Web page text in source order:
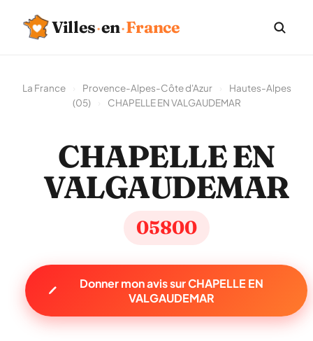
Villes·en·France
La France Provence-Alpes-Côte d'Azur
Hautes-Alpes
(05)
CHAPELLE EN VALGAUDEMAR
CHAPELLE EN
VALGAUDEMAR
05800
Donner mon avis sur CHAPELLE EN
VALGAUDEMAR